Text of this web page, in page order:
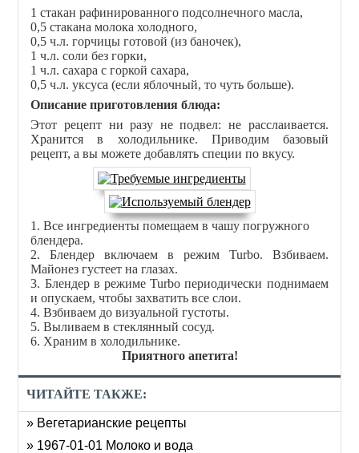
1 стакан рафинированного подсолнечного масла,
0,5 стакана молока холодного,
0,5 ч.л. горчицы готовой (из баночек),
1 ч.л. соли без горки,
1 ч.л. сахара с горкой сахара,
0,5 ч.л. уксуса (если яблочный, то чуть больше).
Описание приготовления блюда:
Этот рецепт ни разу не подвел: не расслаивается.
Хранится в холодильнике. Приводим базовый
рецепт, а вы можете добавлять специи по вкусу.
1. Все ингредиенты помещаем в чашу погружного
блендера.
2. Блендер включаем в режим Turbo. Взбиваем.
Майонез густеет на глазах.
3. Блендер в режиме Turbo периодически поднимаем
и опускаем, чтобы захватить все слои.
4. Взбиваем до визуальной густоты.
5. Выливаем в стеклянный сосуд.
6. Храним в холодильнике.
Приятного апетита!
ЧИТАЙТЕ ТАКЖЕ:
» Вегетарианские рецепты
» 1967-01-01 Молоко и вода